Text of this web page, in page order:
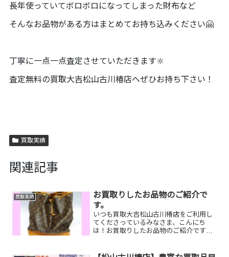
長年使っていてボロボロになってしまった財布など
そんなお品物がある方はまとめてお持ち込みください🤗
丁寧に一点一点査定させていただきます🔆
査定無料の買取大吉松山古川椿店へぜひお持ち下さい！
買取実績
関連記事
買取実績
お買取りしたお品物のご紹介で
す。
いつも買取大吉松山古川椿店をご利用し
てくださっているみなさま、こんにち
は！お買取りしたお品物のご紹介です☆
ざいましたらぜひ、お査定させてくださ